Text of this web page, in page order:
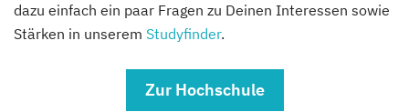
dazu einfach ein paar Fragen zu Deinen Interessen sowie
Stärken in unserem Studyfinder.
Zur Hochschule